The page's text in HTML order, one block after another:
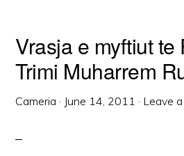
Vrasja e myftiut te
Trimi Muharrem
Cameria · June 14, 2011 · Leave